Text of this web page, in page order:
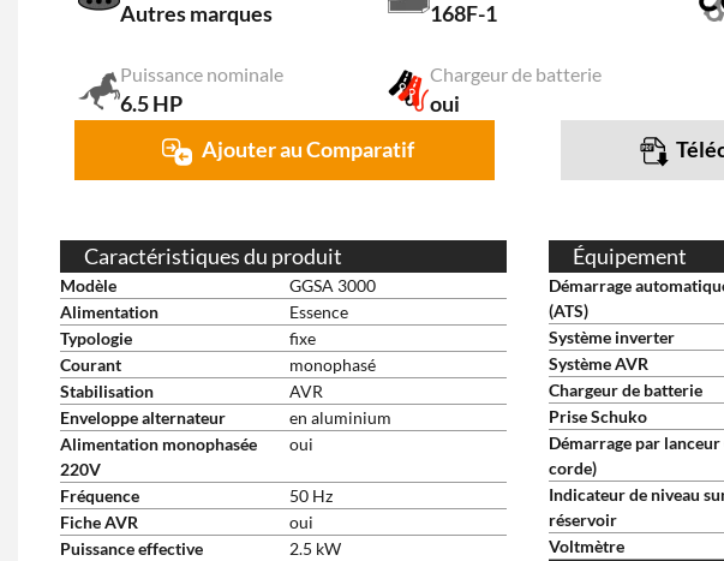
Autres marques 168F-1
Puissance nominale
6.5 HP
Chargeur de batterie
oui
Ajouter au Comparatif
Caractéristiques du produit
Modèle
GGSA 3000
Alimentation
Essence
Typologie
fixe
Courant
monophasé
Stabilisation
AVR
Enveloppe alternateur
en aluminium
Alimentation monophasée
220V
oui
Fréquence
50 Hz
Fiche AVR
oui
Puissance effective
2.5 kW
Équipement
Démarrage
(ATS)
Système inverter
Système AVR
Chargeur de batterie
Prise Schuko
Démarrage par lanceur
corde)
Indicateur de niveau
réservoir
Voltmètre